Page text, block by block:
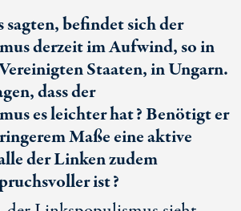
sagten, befindet sich der
derzeit im Aufwind, so in
Staaten, in Ungarn.
dass der
es leichter hat? Benötigt er
Maße eine aktive
der Linken zudem
ist?